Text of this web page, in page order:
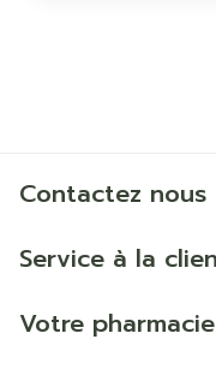
Contactez nous
Service à la
Votre pharmacie